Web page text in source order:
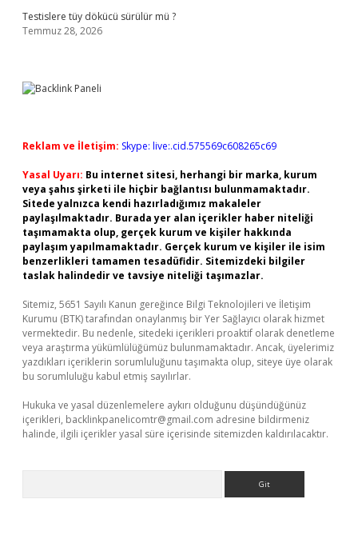
Testislere tüy dökücü sürülür mü ?
Temmuz 28, 2026
Reklam ve İletişim: Skype: live:.cid.575569c608265c69
Yasal Uyarı: Bu internet sitesi, herhangi bir marka, kurum
veya şahıs şirketi ile hiçbir bağlantısı bulunmamaktadır.
Sitede yalnızca kendi hazırladığımız makaleler
paylaşılmaktadır. Burada yer alan içerikler haber niteliği
taşımamakta olup, gerçek kurum ve kişiler hakkında
paylaşım yapılmamaktadır. Gerçek kurum ve kişiler ile isim
benzerlikleri tamamen tesadüfidir. Sitemizdeki bilgiler
taslak halindedir ve tavsiye niteliği taşımazlar.
Sitemiz, 5651 Sayılı Kanun gereğince Bilgi Teknolojileri ve İletişim
Kurumu (BTK) tarafından onaylanmış bir Yer Sağlayıcı olarak hizmet
vermektedir. Bu nedenle, sitedeki içerikleri proaktif olarak denetleme
veya araştırma yükümlülüğümüz bulunmamaktadır. Ancak, üyelerimiz
yazdıkları içeriklerin sorumluluğunu taşımakta olup, siteye üye olarak
bu sorumluluğu kabul etmiş sayılırlar.
Hukuka ve yasal düzenlemelere aykırı olduğunu düşündüğünüz
içerikleri, backlinkpanelicomtr@gmail.com adresine bildirmeniz
halinde, ilgili içerikler yasal süre içerisinde sitemizden kaldırılacaktır.